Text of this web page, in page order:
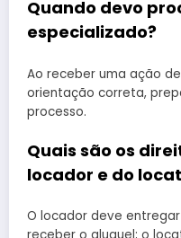
Quando devo
especializado?
Ao receber uma ação
orientação correta,
processo.
Quais são os
locador e do
O locador deve